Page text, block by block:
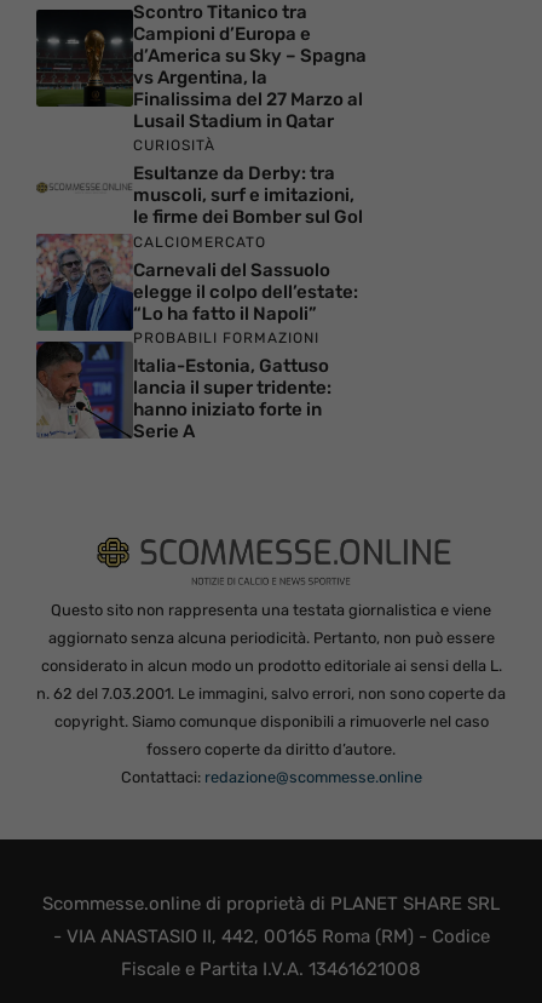
Scontro Titanico tra
Campioni d’Europa e
d’America su Sky – Spagna
vs Argentina, la
Finalissima del 27 Marzo al
Lusail Stadium in Qatar
CURIOSITÀ
Esultanze da Derby: tra
muscoli, surf e imitazioni,
le firme dei Bomber sul Gol
CALCIOMERCATO
Carnevali del Sassuolo
elegge il colpo dell’estate:
“Lo ha fatto il Napoli”
PROBABILI FORMAZIONI
Italia-Estonia, Gattuso
lancia il super tridente:
hanno iniziato forte in
Serie A
Questo sito non rappresenta una testata giornalistica e viene
aggiornato senza alcuna periodicità. Pertanto, non può essere
considerato in alcun modo un prodotto editoriale ai sensi della L.
n. 62 del 7.03.2001. Le immagini, salvo errori, non sono coperte da
copyright. Siamo comunque disponibili a rimuoverle nel caso
fossero coperte da diritto d’autore.
Contattaci: redazione@scommesse.online
Scommesse.online di proprietà di PLANET SHARE SRL
- VIA ANASTASIO II, 442, 00165 Roma (RM) - Codice
Fiscale e Partita I.V.A. 13461621008